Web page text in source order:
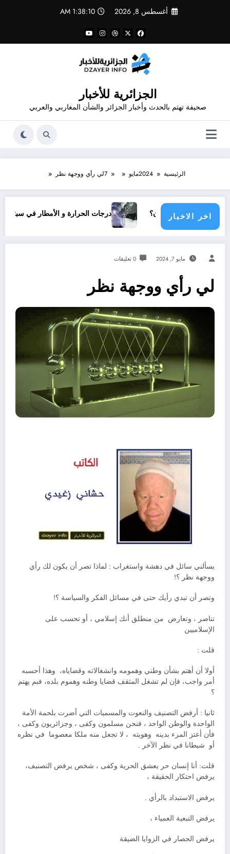
أغسطس 8, 2026 1:38:10 AM
الجزائرية للأخبار
صحيفة تهتم بالحدث وأخبار الجزائر والشأن المغاربي والعربي
الرئيسية 2024مايو 7لي رأي ووجهة نظر
اخر الاخبار
يناشدون؟ درجات الحرارة و الأمطار في سبتمبر 2026 في الجزائر
مايو 7, 2024 0 تعليقات
لي رأي ووجهة نظر
يسألني سائل في دهشة واستغراب : لماذا تصر أن يكون لك رأي
ووجهة نظر ؟!
وتصر أن تبدي رأيك حتى في مسائل الفكر والسياسة ؟!
تناصر ، وتعارض من منطلق أنك إسلامي ، أو تحسب على
الإسلاميين
قلت :
أولا أن أهتم بشأن وطني وهمومه وانشغالاته وقضاياه، وهذا أحسبه
أمر واجب، فإن لم تشغل المثقف قضايا وطنه وهموم بلده، فبم يهتم
؟
ثانيا : أرفض التصنيف والنعوت والمسميات التي أضرت بلحمة الأمة
الواحدة والوطن الواحد ، فنحن مسلمون وكفى ، وجزائريون وكفى ،
فأن أعتز المرء بدينه وهويته ، لا تجعل منه ملكا معصوما في نظره
أو شيطانا في نظر الآخر .
قلت: أنا إنسان حر يعشق الحرية وكفى ، شخص يرفض التصنيف،
يرفض احتكار الحقيقة ،
يرفض الاستبداد بالرأي .
يرفض التبعية العمياء ،
يرفض الحصار في الزوايا الضيقة